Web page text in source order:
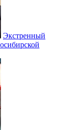
Экстренный